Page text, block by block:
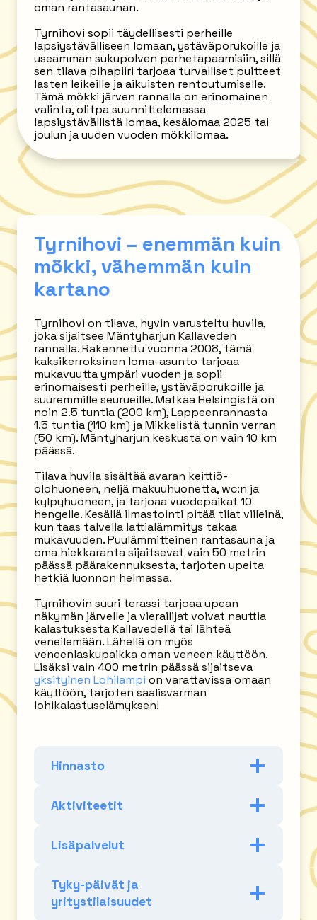
oman rantasaunan.
Tyrnihovi sopii täydellisesti perheille
lapsiystävälliseen lomaan, ystäväporukoille ja
useamman sukupolven perhetapaamisiin, sillä
sen tilava pihapiiri tarjoaa turvalliset puitteet
lasten leikeille ja aikuisten rentoutumiselle.
Tämä mökki järven rannalla on erinomainen
valinta, olitpa suunnittelemassa
lapsiystävällistä lomaa, kesälomaa 2025 tai
joulun ja uuden vuoden mökkilomaa.
Tyrnihovi – enemmän kuin
mökki, vähemmän kuin
kartano
Tyrnihovi on tilava, hyvin varusteltu huvila,
joka sijaitsee Mäntyharjun Kallaveden
rannalla. Rakennettu vuonna 2008, tämä
kaksikerroksinen loma-asunto tarjoaa
mukavuutta ympäri vuoden ja sopii
erinomaisesti perheille, ystäväporukoille ja
suuremmille seurueille. Matkaa Helsingistä on
noin 2.5 tuntia (200 km), Lappeenrannasta
1.5 tuntia (110 km) ja Mikkelistä tunnin verran
(50 km). Mäntyharjun keskusta on vain 10 km
päässä.
Tilava huvila sisältää avaran keittiö-
olohuoneen, neljä makuuhuonetta, wc:n ja
kylpyhuoneen, ja tarjoaa vuodepaikat 10
hengelle. Kesällä ilmastointi pitää tilat viileinä,
kun taas talvella lattialämmitys takaa
mukavuuden. Puulämmitteinen rantasauna ja
oma hiekkaranta sijaitsevat vain 50 metrin
päässä päärakennuksesta, tarjoten upeita
hetkiä luonnon helmassa.
Tyrnihovin suuri terassi tarjoaa upean
näkymän järvelle ja vierailijat voivat nauttia
kalastuksesta Kallavedellä tai lähteä
veneilemään. Lähellä on myös
veneenlaskupaikka oman veneen käyttöön.
Lisäksi vain 400 metrin päässä sijaitseva
yksityinen Lohilampi on varattavissa omaan
käyttöön, tarjoten saalisvarman
lohikalastuselämyksen!
Hinnasto
Aktiviteetit
Lisäpalvelut
Tyky-päivät ja
yritystilaisuudet